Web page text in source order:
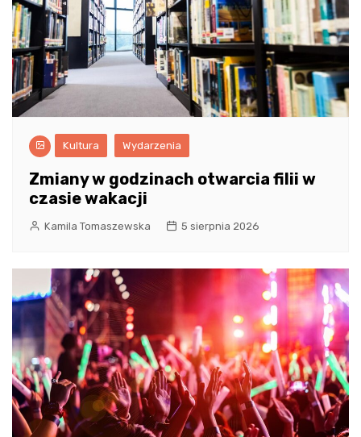
Kultura Wydarzenia
Zmiany w godzinach otwarcia filii w
czasie wakacji
Kamila Tomaszewska 5 sierpnia 2026